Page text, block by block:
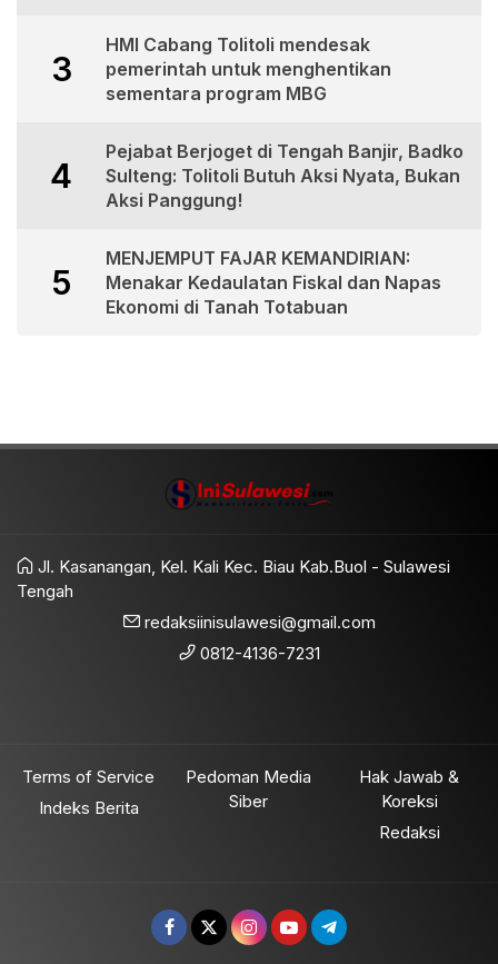
3
HMI Cabang Tolitoli mendesak
pemerintah untuk menghentikan
sementara program MBG
4
Pejabat Berjoget di Tengah Banjir, Badko
Sulteng: Tolitoli Butuh Aksi Nyata, Bukan
Aksi Panggung!
5
MENJEMPUT FAJAR KEMANDIRIAN:
Menakar Kedaulatan Fiskal dan Napas
Ekonomi di Tanah Totabuan
Jl. Kasanangan, Kel. Kali Kec. Biau Kab.Buol - Sulawesi
Tengah
redaksiinisulawesi@gmail.com
0812-4136-7231
Terms of Service
Indeks Berita
Pedoman Media
Siber
Hak Jawab &
Koreksi
Redaksi